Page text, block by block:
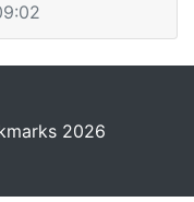
2026